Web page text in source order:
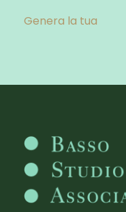
Genera la tua